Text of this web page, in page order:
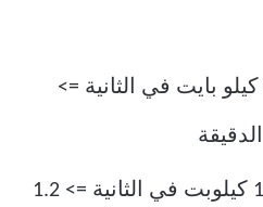
جودة الموسيقى 96 كيلو بايت في الثانية =>
جودة الموسيقى 160 كيلوبت في الثانية => 1.2